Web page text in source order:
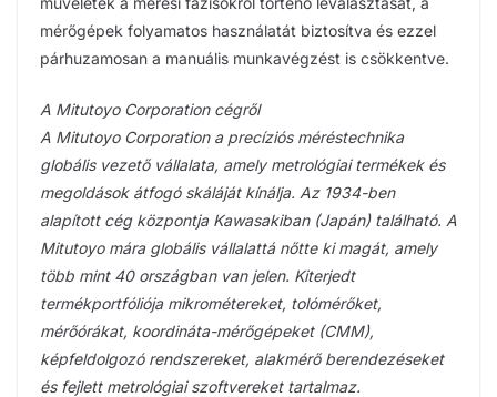
mérőgépek folyamatos használatát biztosítva és ezzel
párhuzamosan a manuális munkavégzést is csökkentve.
A Mitutoyo Corporation cégről
A Mitutoyo Corporation a precíziós méréstechnika
globális vezető vállalata, amely metrológiai termékek és
megoldások átfogó skáláját kínálja. Az 1934-ben
alapított cég központja Kawasakiban (Japán) található. A
Mitutoyo mára globális vállalattá nőtte ki magát, amely
több mint 40 országban van jelen. Kiterjedt
termékportfóliója mikrométereket, tolómérőket,
mérőórákat, koordináta-mérőgépeket (CMM),
képfeldolgozó rendszereket, alakmérő berendezéseket
és fejlett metrológiai szoftvereket tartalmaz.